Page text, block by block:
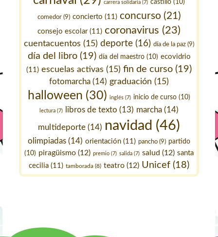
carrera solidaria (7) castillo (10)
comedor(9) concierto (11) concurso (21)
consejo escolar(11) coronavirus (23)
cuentacuentos (15) deporte (16) día de la paz (9)
día del libro(19) día del maestro(10) ecovidrio
(11) escuelas activas (15) fin de curso (19)
fotomarcha (14) graduación (15)
halloween (30) inglés(7) inicio de curso(10)
lectura (7) libros de texto (13) marcha (14)
multideporte(14) navidad (46)
olimpiadas (14) orientación (11) pancho (9) partido
(10) piragüismo (12) premio (7) salida (7) salud (12) santa
cecilia (11) tamborada (8) teatro (12) Unicef (18)